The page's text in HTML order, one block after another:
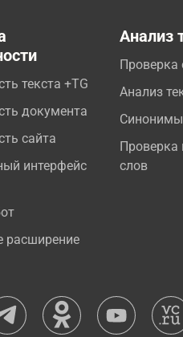
текста +TG
документа
сайта
интерфейс
расширение
Анализ
Проверка
Анализ
Синонимы
Проверка
слов